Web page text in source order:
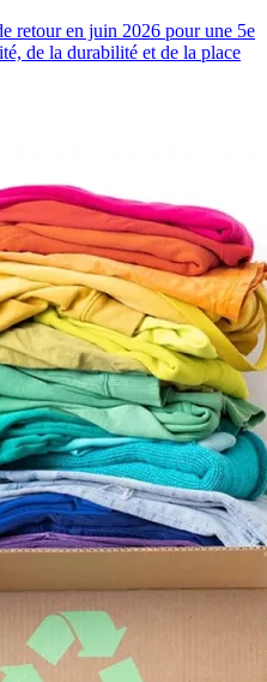
retour en juin 2026 pour une 5e
de la durabilité et de la place